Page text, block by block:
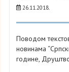
26.11.2018.
Поводом
новинама
године,